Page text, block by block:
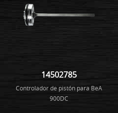
14502785
Controlador de pistón para BeA
900DC